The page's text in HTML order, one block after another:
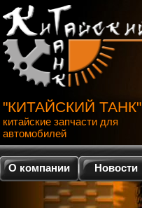
"КИТАЙСКИЙ ТАНК"
китайские запчасти для
автомобилей
О компании Новости